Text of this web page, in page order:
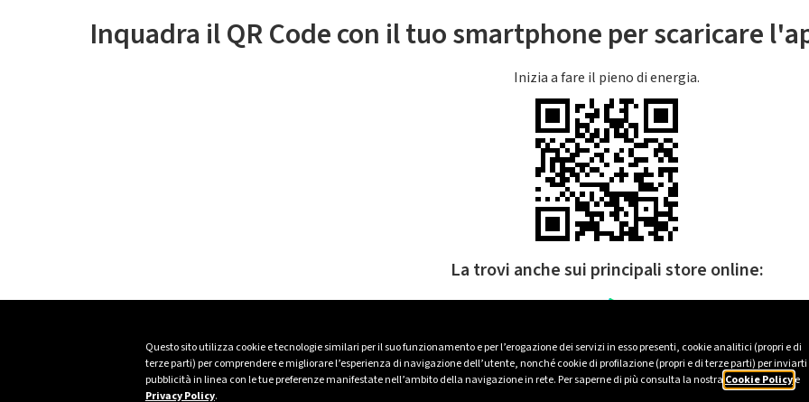
Questo sito utilizza cookie e tecnologie similari per il suo funzionamento e per l’erogazione dei servizi in esso presenti, cookie analitici (propri e di
terze parti) per comprendere e migliorare l’esperienza di navigazione dell’utente, nonché cookie di profilazione (propri e di terze parti) per inviarti
pubblicità in linea con le tue preferenze manifestate nell’ambito della navigazione in rete. Per saperne di più consulta la nostra Cookie Policye
Privacy Policy.
Inquadra il QR Code con il tuo smartphone per scaricare
Inizia a fare il pieno di energia.
La trovi anche sui principali store online: